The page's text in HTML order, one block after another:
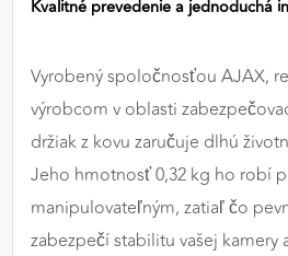
Kvalitné prevedenie a jednoduchá
Vyrobený spoločnosťou AJAX,
výrobcom v oblasti
držiak z kovu zaručuje dlhú
Jeho hmotnosť 0,32 kg ho robí
manipulovateľným, zatiaľ čo
zabezpečí stabilitu vašej kamery
našom webe aj v reklamných
Google Ads
Poskytovateľ: